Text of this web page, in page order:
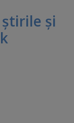
şi